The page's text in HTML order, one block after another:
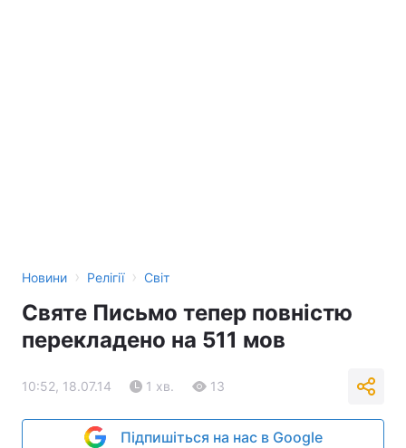
Новини › Релігії › Світ
Святе Письмо тепер повністю
перекладено на 511 мов
10:52, 18.07.14 1 хв. 13
Підпишіться на нас в Google